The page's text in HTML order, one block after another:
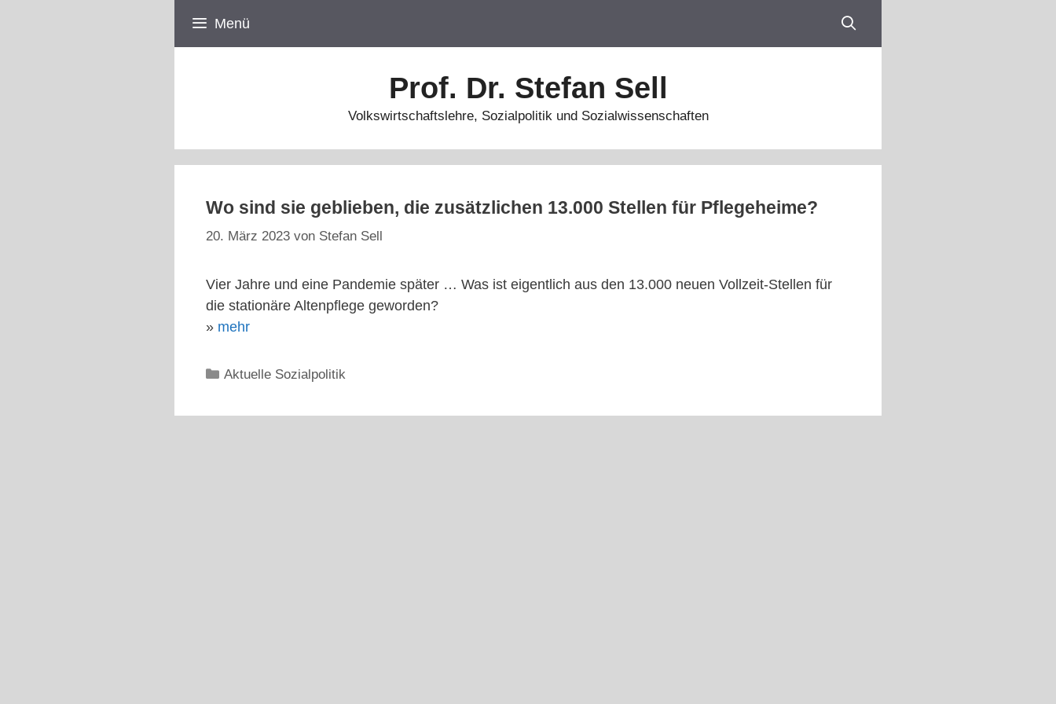
Menü
Prof. Dr. Stefan Sell
Volkswirtschaftslehre, Sozialpolitik und Sozialwissenschaften
Wo sind sie geblieben, die zusätzlichen 13.000 Stellen für Pflegeheime?
20. März 2023 von Stefan Sell
Vier Jahre und eine Pandemie später … Was ist eigentlich aus den 13.000 neuen Vollzeit-Stellen für
die stationäre Altenpflege geworden?
» mehr
Kategorien
Aktuelle Sozialpolitik